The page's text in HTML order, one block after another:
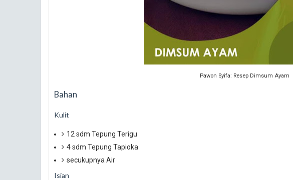
Pawon Syifa: Resep Dimsum Ayam
Bahan
Kulit
12 sdm Tepung Terigu
4 sdm Tepung Tapioka
secukupnya Air
Isian